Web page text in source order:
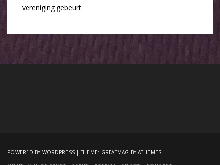
vereniging gebeurt.
POWERED BY WORDPRESS |THEME: GREATMAG BY ATHEMES.